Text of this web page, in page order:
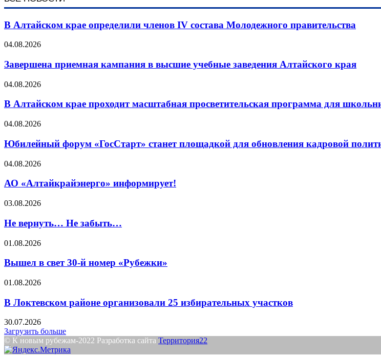
В Алтайском крае определили членов IV состава Молодежного правительства
04.08.2026
Завершена приемная кампания в высшие учебные заведения Алтайского края
04.08.2026
В Алтайском крае проходит масштабная просветительская программа для
04.08.2026
Юбилейный форум «ГосСтарт» станет площадкой для обновления кадровой
04.08.2026
АО «Алтайкрайэнерго» информирует!
03.08.2026
Не вернуть… Не забыть…
01.08.2026
Вышел в свет 30-й номер «Рубежки»
01.08.2026
В Локтевском районе организовали 25 избирательных участков
30.07.2026
Загрузить больше
© К новым рубежам-2022 Разработка сайта Территория22